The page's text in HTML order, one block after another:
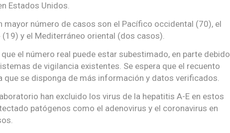
Estados Unidos.
mayor número de casos son el Pacífico occidental (70), el
y el Mediterráneo oriental (dos casos).
que el número real puede estar subestimado, en parte debido
de vigilancia existentes. Se espera que el recuento
que se disponga de más información y datos verificados.
han excluido los virus de la hepatitis A-E en estos
patógenos como el adenovirus y el coronavirus en